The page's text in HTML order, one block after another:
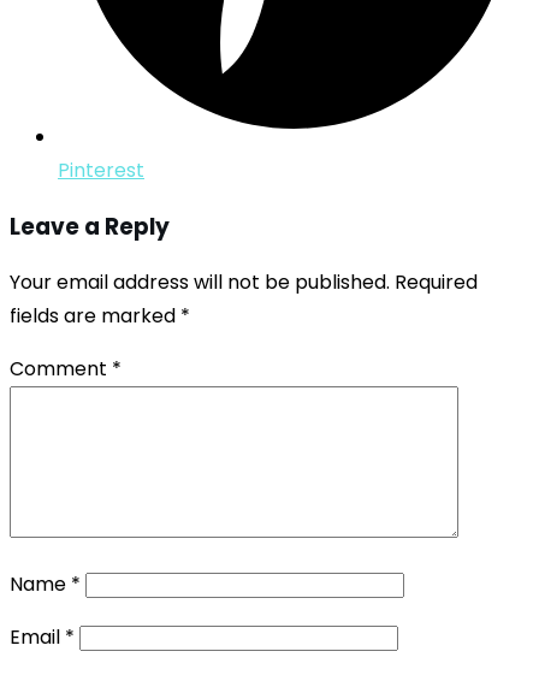
Pinterest
Leave a Reply
Your email address will not be published. Required
fields are marked *
Comment *
Name *
Email *